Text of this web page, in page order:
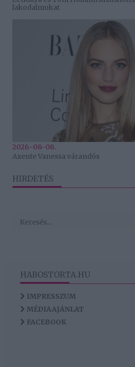
lakodalmukat
2026-08-08.
Axente Vanessa várandós
HIRDETÉS
HABOSTORTA.HU
IMPRESSZUM
MÉDIAAJÁNLAT
FACEBOOK